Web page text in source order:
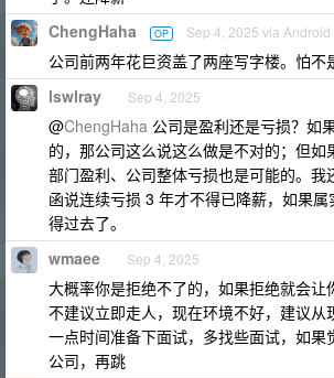
ChengHaha OP Sep 4, 2025 via Android
公司前两年花巨资盖了两座写字楼。怕不
lswlray Sep 4, 2025
@ChengHaha 公司是盈利还是亏损？如
的，那公司这么说这么做是不对的；但如
部门盈利、公司整体亏损也是可能的。我
函说连续亏损 3 年才不得已降薪，如果
得过去了。
wmaee Sep 4, 2025
大概率你是拒绝不了的，如果拒绝就会让
不建议立即走人，现在环境不好，建议从
一点时间准备下面试，多找些面试，如果
公司，再跳